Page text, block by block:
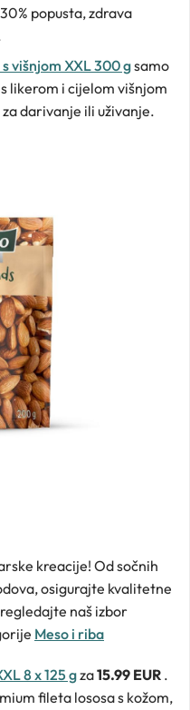
popusta, zdrava
višnjom XXL 300 gsamo
likerom i cijelom višnjom
darivanje ili uživanje.
kreacije! Od sočnih
osigurajte kvalitetne
naš izbor
Meso i riba
8 x 125 gza15.99 EUR .
fileta lososa s kožom,